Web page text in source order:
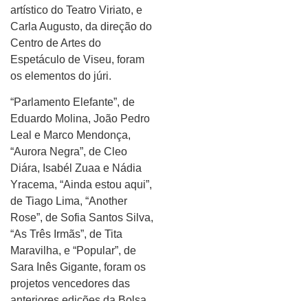
artístico do Teatro Viriato, e
Carla Augusto, da direção do
Centro de Artes do
Espetáculo de Viseu, foram
os elementos do júri.
“Parlamento Elefante”, de
Eduardo Molina, João Pedro
Leal e Marco Mendonça,
“Aurora Negra”, de Cleo
Diára, Isabél Zuaa e Nádia
Yracema, “Ainda estou aqui”,
de Tiago Lima, “Another
Rose”, de Sofia Santos Silva,
“As Três Irmãs”, de Tita
Maravilha, e “Popular”, de
Sara Inês Gigante, foram os
projetos vencedores das